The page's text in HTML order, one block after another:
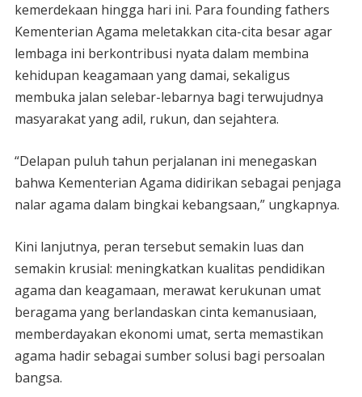
kemerdekaan hingga hari ini. Para founding fathers
Kementerian Agama meletakkan cita-cita besar agar
lembaga ini berkontribusi nyata dalam membina
kehidupan keagamaan yang damai, sekaligus
membuka jalan selebar-lebarnya bagi terwujudnya
masyarakat yang adil, rukun, dan sejahtera.
“Delapan puluh tahun perjalanan ini menegaskan
bahwa Kementerian Agama didirikan sebagai penjaga
nalar agama dalam bingkai kebangsaan,” ungkapnya.
Kini lanjutnya, peran tersebut semakin luas dan
semakin krusial: meningkatkan kualitas pendidikan
agama dan keagamaan, merawat kerukunan umat
beragama yang berlandaskan cinta kemanusiaan,
memberdayakan ekonomi umat, serta memastikan
agama hadir sebagai sumber solusi bagi persoalan
bangsa.